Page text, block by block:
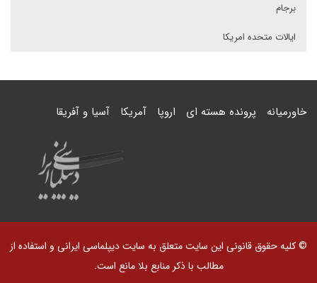
برجام
ایالات متحده امریکا
خاورمیانه پرونده هسته ای اروپا آمریکا آسیا و آفریقا
© کلیه حقوق قانونی این سایت متعلق به سایت دیپلماسی ایرانی و استفاده از
مطالب با ذکر منابع بلا مانع است.